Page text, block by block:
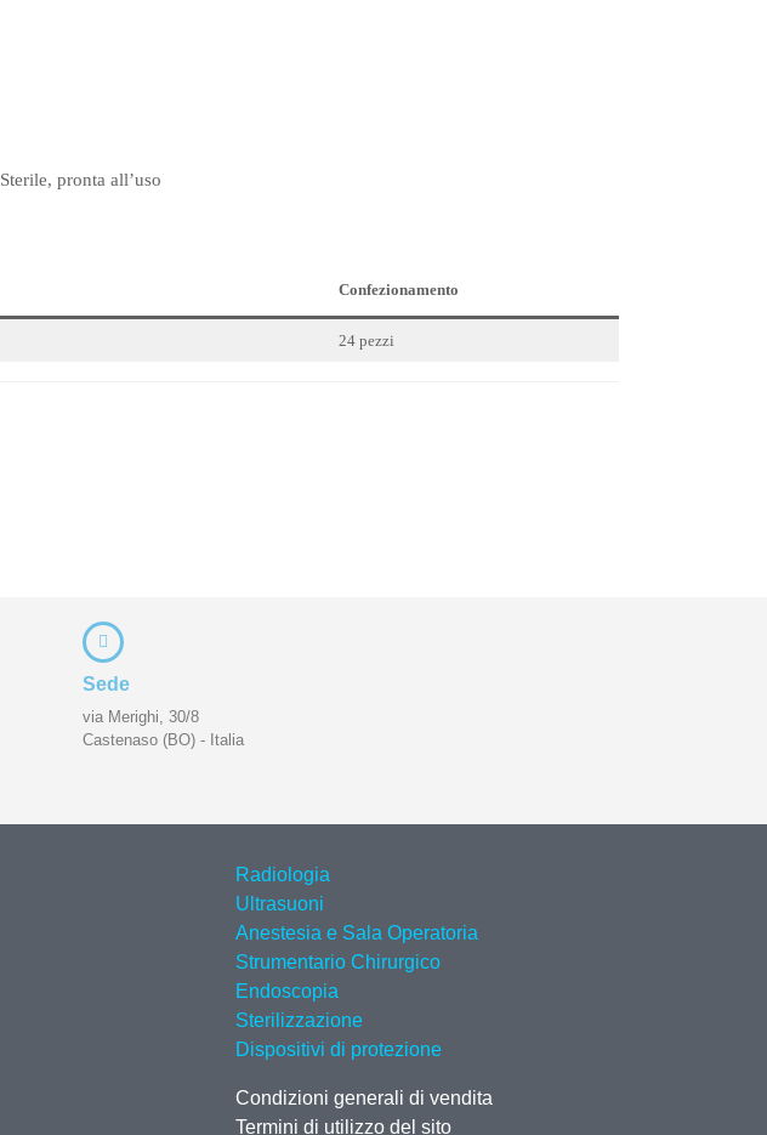
Sterile, pronta all’uso
Confezionamento
24 pezzi
Sede
via Merighi, 30/8
Castenaso (BO) - Italia
Radiologia
Ultrasuoni
Anestesia e Sala Operatoria
Strumentario Chirurgico
Endoscopia
Sterilizzazione
Dispositivi di protezione
Condizioni generali di vendita
Termini di utilizzo del sito